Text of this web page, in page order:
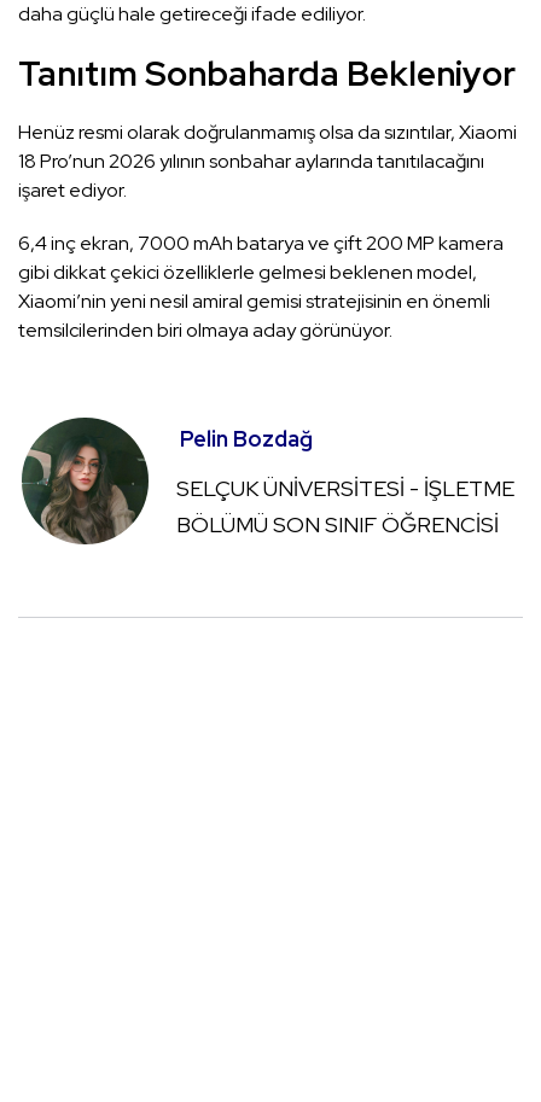
daha güçlü hale getireceği ifade ediliyor.
Tanıtım Sonbaharda Bekleniyor
Henüz resmi olarak doğrulanmamış olsa da sızıntılar, Xiaomi
18 Pro’nun 2026 yılının sonbahar aylarında tanıtılacağını
işaret ediyor.
6,4 inç ekran, 7000 mAh batarya ve çift 200 MP kamera
gibi dikkat çekici özelliklerle gelmesi beklenen model,
Xiaomi’nin yeni nesil amiral gemisi stratejisinin en önemli
temsilcilerinden biri olmaya aday görünüyor.
Pelin Bozdağ
SELÇUK ÜNİVERSİTESİ - İŞLETME
BÖLÜMÜ SON SINIF ÖĞRENCİSİ